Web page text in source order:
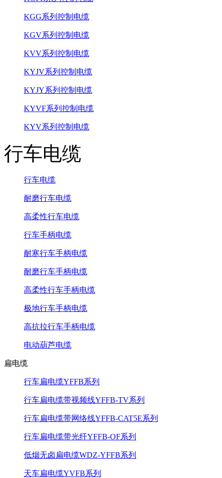
KGG系列控制电缆
KGV系列控制电缆
KVV系列控制电缆
KYJV系列控制电缆
KYJY系列控制电缆
KYVF系列控制电缆
KYV系列控制电缆
行车电缆
行车电缆
耐磨行车电缆
高柔性行车电缆
行车手柄电缆
耐寒行车手柄电缆
耐磨行车手柄电缆
高柔性行车手柄电缆
极地行车手柄电缆
高抗拉行车手柄电缆
电动葫芦电缆
扁电缆
行车扁电缆YFFB系列
行车扁电缆带视频线YFFB-TV系列
行车扁电缆带网络线YFFB-CAT5E系列
行车扁电缆带光纤YFFB-OF系列
低烟无卤扁电缆WDZ-YFFB系列
天车扁电缆YVFB系列